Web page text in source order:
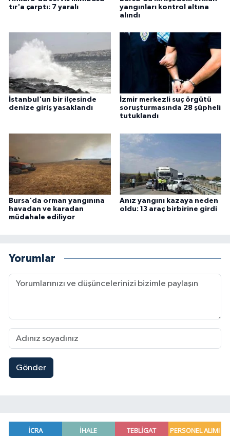
tır'a çarptı: 7 yaralı
yangınları kontrol altına
alındı
İstanbul'un bir ilçesinde
denize giriş yasaklandı
İzmir merkezli suç örgütü
soruşturmasında 28 şüpheli
tutuklandı
Bursa'da orman yangınına
havadan ve karadan
müdahale ediliyor
Anız yangını kazaya neden
oldu: 13 araç birbirine girdi
Yorumlar
Gönder